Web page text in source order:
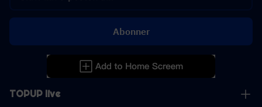
TOPUP live
Abonner